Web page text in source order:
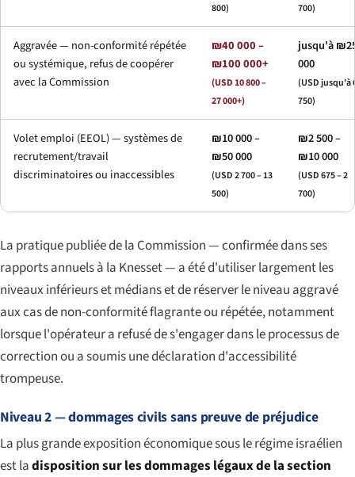
800)
700)
Aggravée — non-conformité répétée
ou systémique, refus de coopérer
avec la Commission
₪40 000 –
₪100 000+
(USD 10 800 –
27 000+)
jusqu'à
000
(USD jusqu'à
750)
Volet emploi (EEOL) — systèmes de
recrutement/travail
discriminatoires ou inaccessibles
₪10 000 –
₪50 000
(USD 2 700 – 13
500)
₪2 500 –
₪10 000
(USD 675 – 2
700)
La pratique publiée de la Commission — confirmée dans ses
rapports annuels à la Knesset — a été d'utiliser largement les
niveaux inférieurs et médians et de réserver le niveau aggravé
aux cas de non-conformité flagrante ou répétée, notamment
lorsque l'opérateur a refusé de s'engager dans le processus de
correction ou a soumis une déclaration d'accessibilité
trompeuse.
Niveau 2 — dommages civils sans preuve de préjudice
La plus grande exposition économique sous le régime israélien
est ladisposition sur les dommages légaux de la section